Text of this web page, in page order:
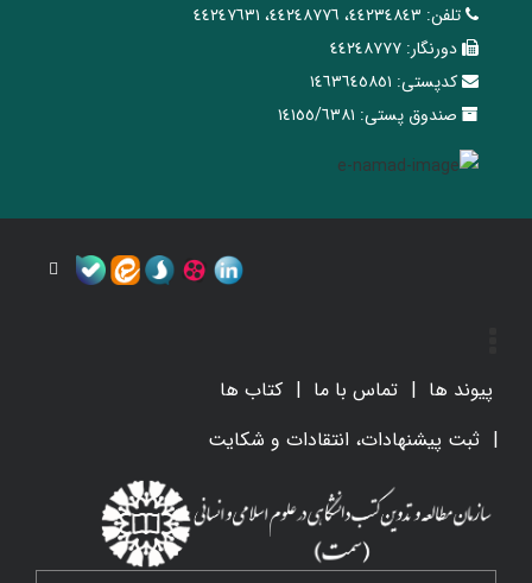
تلفن: ٤٤٢٣٤٨٤٣، ٤٤٢٤٨٧٧٦، ٤٤٢٤٧٦٣١
دورنگار: ٤٤٢٤٨٧٧٧
کدپستی: ١٤٦٣٦٤٥٨٥١
صندوق پستی: ١٤١٥٥/٦٣٨١
پیوند ها تماس با ما
کتاب ها
ثبت پیشنهادات، انتقادات و شکایت